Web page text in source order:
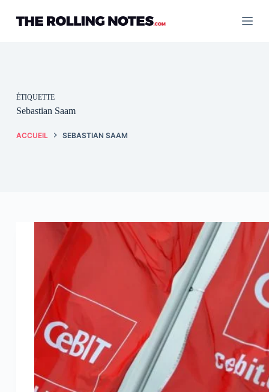
contenu
ÉTIQUETTE
Sebastian Saam
ACCUEIL SEBASTIAN SAAM